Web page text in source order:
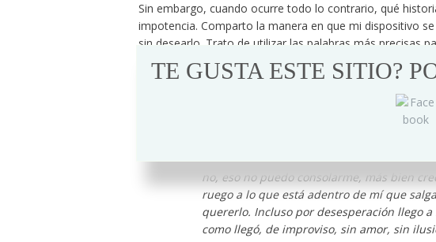
Sin embargo, cuando ocurre todo lo contrario, qué
impotencia. Comparto la manera en que mi dispositivo
sin desearlo. Trato de utilizar las palabras más precisas
perdón, deseo respeto ante mi decisión:
Tengo ganas de subirme a la montaña
empedrado de la ciudad, de rodar
algo muy pesado y que todo reviente
vientre… tengo ganas de morirme. Lloro
soy mujer y tenía que pasarme esto. Lloro
no, eso no puedo consolarme, más bien
ruego a lo que está adentro de mí que
quererlo. Incluso por desesperación llego
como llegó, de improviso, sin amor, sin
TE GUSTA ESTE SITIO?